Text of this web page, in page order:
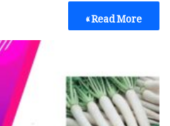
Read More »